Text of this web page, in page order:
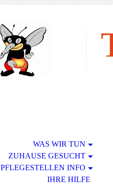
WAS WIR TUN
ZUHAUSE GESUCHT
PFLEGESTELLEN INFO
IHRE HILFE